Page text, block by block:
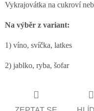
Vykrajovátka na cukroví
Na výběr z variant:
1) víno, svíčka, latkes
2) jablko, ryba, šofar